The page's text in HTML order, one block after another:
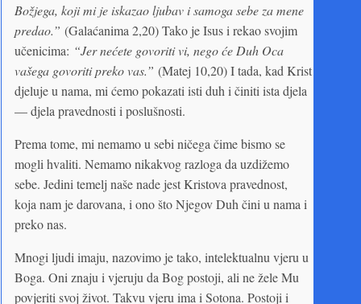
Božjega, koji mi je iskazao ljubav i samoga sebe za mene
predao.” (Galaćanima 2,20) Tako je Isus i rekao svojim
učenicima: “Jer nećete govoriti vi, nego će Duh Oca
vašega govoriti preko vas.” (Matej 10,20) I tada, kad Krist
djeluje u nama, mi ćemo pokazati isti duh i činiti ista djela
— djela pravednosti i poslušnosti.
Prema tome, mi nemamo u sebi ničega čime bismo se
mogli hvaliti. Nemamo nikakvog razloga da uzdižemo
sebe. Jedini temelj naše nade jest Kristova pravednost,
koja nam je darovana, i ono što Njegov Duh čini u nama i
preko nas.
Mnogi ljudi imaju, nazovimo je tako, intelektualnu vjeru u
Boga. Oni znaju i vjeruju da Bog postoji, ali ne žele Mu
povjeriti svoj život. Takvu vjeru ima i Sotona. Postoji i